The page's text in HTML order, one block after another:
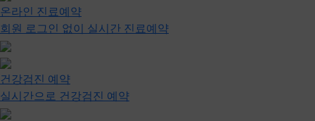
온라인 진료예약
회원 로그인 없이 실시간 진료예약
건강검진 예약
실시간으로 건강검진 예약